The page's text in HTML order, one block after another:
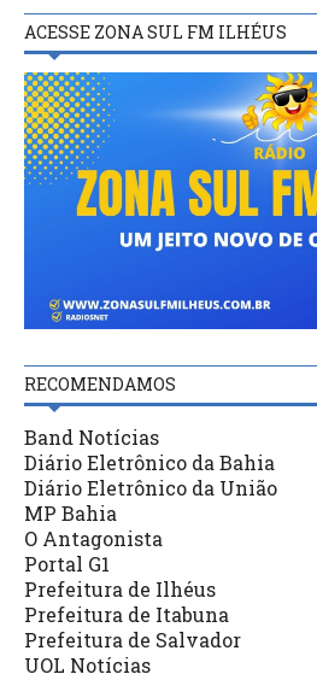
ACESSE ZONA SUL FM ILHÉUS
RECOMENDAMOS
Band Notícias
Diário Eletrônico da Bahia
Diário Eletrônico da União
MP Bahia
O Antagonista
Portal G1
Prefeitura de Ilhéus
Prefeitura de Itabuna
Prefeitura de Salvador
UOL Notícias